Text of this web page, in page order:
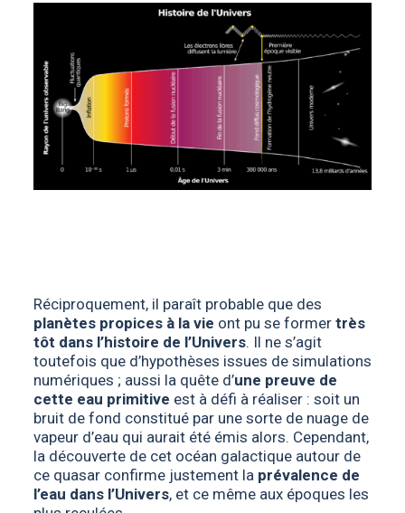
Réciproquement, il paraît probable que des
planètes propices à la vie ont pu se former très
tôt dans l’histoire de l’Univers. Il ne s’agit
toutefois que d’hypothèses issues de simulations
numériques ; aussi la quête d’une preuve de
cette eau primitive est à défi à réaliser : soit un
bruit de fond constitué par une sorte de nuage de
vapeur d’eau qui aurait été émis alors. Cependant,
la découverte de cet océan galactique autour de
ce quasar confirme justement la prévalence de
l’eau dans l’Univers, et ce même aux époques les